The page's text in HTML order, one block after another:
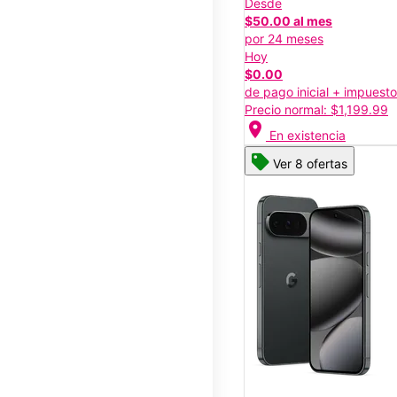
$50.00 al mes
por 24 meses
Hoy
$0.00
de pago inicial +
Precio normal: $1,199.99
location_on En existencia
Ver 8 ofertas